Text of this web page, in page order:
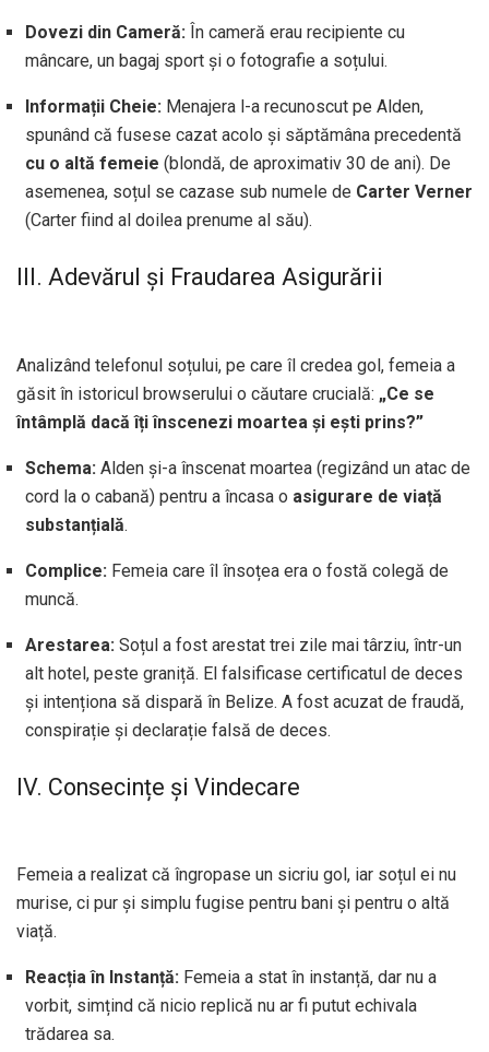
Dovezi din Cameră: În cameră erau recipiente cu
mâncare, un bagaj sport și o fotografie a soțului.
Informații Cheie: Menajera l-a recunoscut pe Alden,
spunând că fusese cazat acolo și săptămâna precedentă
cu o altă femeie (blondă, de aproximativ 30 de ani). De
asemenea, soțul se cazase sub numele de Carter Verner
(Carter fiind al doilea prenume al său).
III. Adevărul și Fraudarea Asigurării
Analizând telefonul soțului, pe care îl credea gol, femeia a
găsit în istoricul browserului o căutare crucială: „Ce se
întâmplă dacă îți înscenezi moartea și ești prins?”
Schema: Alden și-a înscenat moartea (regizând un atac de
cord la o cabană) pentru a încasa o asigurare de viață
substanțială.
Complice: Femeia care îl însoțea era o fostă colegă de
muncă.
Arestarea: Soțul a fost arestat trei zile mai târziu, într-un
alt hotel, peste graniță. El falsificase certificatul de deces
și intenționa să dispară în Belize. A fost acuzat de fraudă,
conspirație și declarație falsă de deces.
IV. Consecințe și Vindecare
Femeia a realizat că îngropase un sicriu gol, iar soțul ei nu
murise, ci pur și simplu fugise pentru bani și pentru o altă
viață.
Reacția în Instanță: Femeia a stat în instanță, dar nu a
vorbit, simțind că nicio replică nu ar fi putut echivala
trădarea sa.